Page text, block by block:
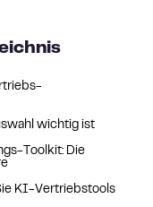
wichtig ist
Toolkit: Die
KI-Vertriebstools